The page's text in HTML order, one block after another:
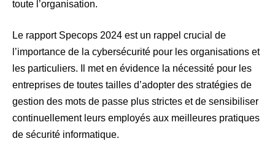
toute l’organisation.
Le rapport Specops 2024 est un rappel crucial de
l’importance de la cybersécurité pour les organisations et
les particuliers. Il met en évidence la nécessité pour les
entreprises de toutes tailles d’adopter des stratégies de
gestion des mots de passe plus strictes et de sensibiliser
continuellement leurs employés aux meilleures pratiques
de sécurité informatique.